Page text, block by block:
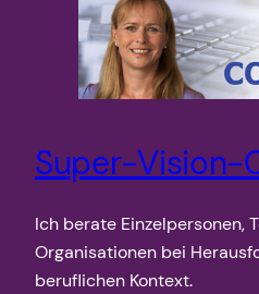
Super-Vision-
Ich berate Einzelpersonen,
Organisationen bei
beruflichen Kontext.